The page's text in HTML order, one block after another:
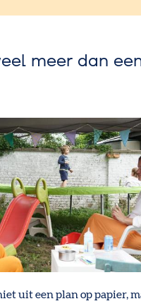
meer dan
uit een plan op papier,